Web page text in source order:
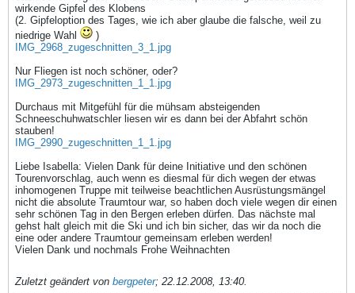
wirkende Gipfel des Klobens
(2. Gipfeloption des Tages, wie ich aber glaube die falsche, weil zu
niedrige Wahl
)
IMG_2968_zugeschnitten_3_1.jpg
Nur Fliegen ist noch schöner, oder?
IMG_2973_zugeschnitten_1_1.jpg
Durchaus mit Mitgefühl für die mühsam absteigenden
Schneeschuhwatschler liesen wir es dann bei der Abfahrt schön
stauben!
IMG_2990_zugeschnitten_1_1.jpg
Liebe Isabella: Vielen Dank für deine Initiative und den schönen
Tourenvorschlag, auch wenn es diesmal für dich wegen der etwas
inhomogenen Truppe mit teilweise beachtlichen Ausrüstungsmängel
nicht die absolute Traumtour war, so haben doch viele wegen dir einen
sehr schönen Tag in den Bergen erleben dürfen. Das nächste mal
gehst halt gleich mit die Ski und ich bin sicher, das wir da noch die
eine oder andere Traumtour gemeinsam erleben werden!
Vielen Dank und nochmals Frohe Weihnachten
Zuletzt geändert von bergpeter; 22.12.2008, 13:40.